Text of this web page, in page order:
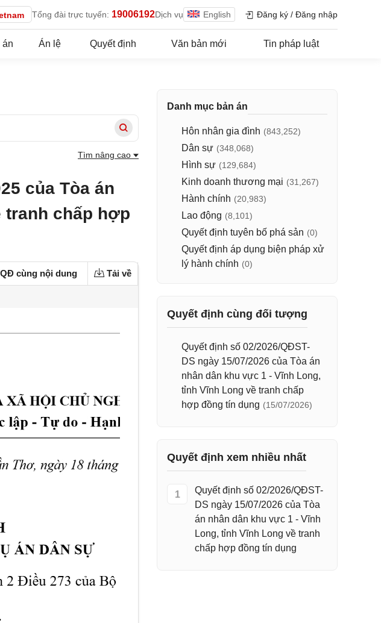
Tổng đài trực tuyến: 19006192Dịch vụ English Đăng ký / Đăng nhập
án Án lệ Quyết định Văn bản mới Tin pháp luật
Tìm nâng cao
của Tòa án
tranh chấp hợp
cùng nội dung Tải về
Danh mục bản án
Hôn nhân gia đình (843,252)
Dân sự (348,068)
Hình sự (129,684)
Kinh doanh thương mại (31,267)
Hành chính (20,983)
Lao động (8,101)
Quyết định tuyên bố phá sản (0)
Quyết định áp dụng biện pháp xử
lý hành chính (0)
Quyết định cùng đối tượng
Quyết định số 02/2026/QĐST-
DS ngày 15/07/2026 của Tòa án
nhân dân khu vực 1 - Vĩnh Long,
tỉnh Vĩnh Long về tranh chấp
hợp đồng tín dụng (15/07/2026)
Quyết định xem nhiều nhất
1
Quyết định số 02/2026/QĐST-
DS ngày 15/07/2026 của Tòa
án nhân dân khu vực 1 - Vĩnh
Long, tỉnh Vĩnh Long về tranh
chấp hợp đồng tín dụng